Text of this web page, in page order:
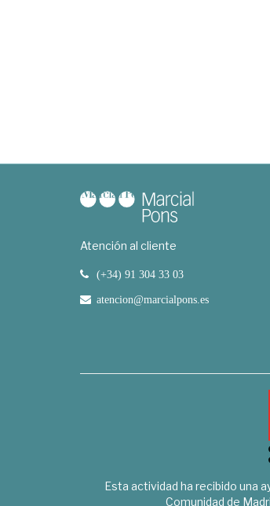
Atención al cliente
(+34) 91 304 33 03
atencion@marcialpons.es
Esta actividad ha recibido una
Comunidad de